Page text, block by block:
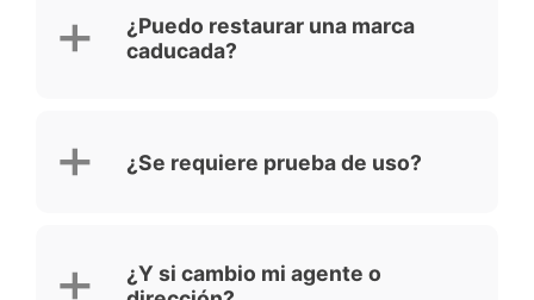
¿Puedo restaurar una marca
caducada?
¿Se requiere prueba de uso?
¿Y si cambio mi agente o